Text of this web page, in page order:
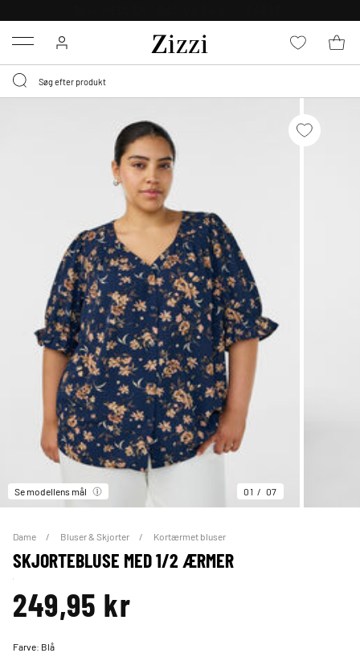
Menu
Se modellens mål 01 07
Dame Bluser & Skjorter Kortærmet bluser
SKJORTEBLUSE MED 1/2 ÆRMER
249,95 kr
Farve: Blå